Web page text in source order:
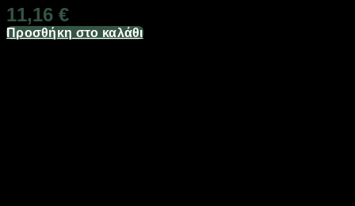
11,16 €
Προσθήκη στο καλάθι